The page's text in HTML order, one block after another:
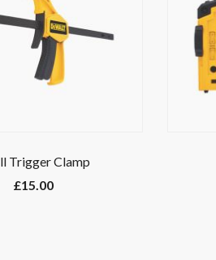
Trigger Clamp
£15.00